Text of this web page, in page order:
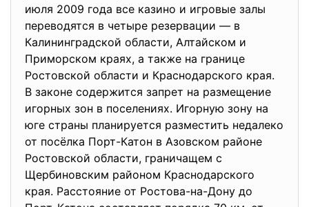
июля 2009 года все казино и игровые залы
переводятся в четыре резервации — в
Калининградской области, Алтайском и
Приморском краях, а также на границе
Ростовской области и Краснодарского края.
В законе содержится запрет на размещение
игорных зон в поселениях. Игорную зону на
юге страны планируется разместить недалеко
от посёлка Порт-Катон в Азовском районе
Ростовской области, граничащем с
Щербиновским районом Краснодарского
края. Расстояние от Ростова-на-Дону до